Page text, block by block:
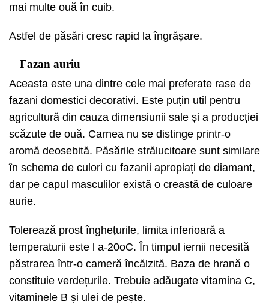
mai multe ouă în cuib.
Astfel de păsări cresc rapid la îngrășare.
Fazan auriu
Aceasta este una dintre cele mai preferate rase de
fazani domestici decorativi. Este puțin util pentru
agricultură din cauza dimensiunii sale și a producției
scăzute de ouă. Carnea nu se distinge printr-o
aromă deosebită. Păsările strălucitoare sunt similare
în schema de culori cu fazanii apropiați de diamant,
dar pe capul masculilor există o creastă de culoare
aurie.
Tolerează prost înghețurile, limita inferioară a
temperaturii este l a-20oC. În timpul iernii necesită
păstrarea într-o cameră încălzită. Baza de hrană o
constituie verdețurile. Trebuie adăugate vitamina C,
vitaminele B și ulei de pește.